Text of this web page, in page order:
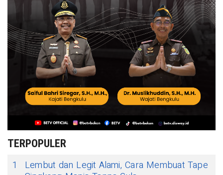
TERPOPULER
1
Lembut dan Legit Alami, Cara Membuat Tape